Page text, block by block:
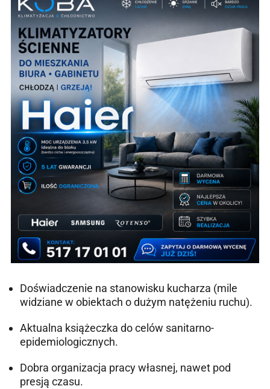
Doświadczenie na stanowisku kucharza (mile
widziane w obiektach o dużym natężeniu ruchu).
Aktualna książeczka do celów sanitarno-
epidemiologicznych.
Dobra organizacja pracy własnej, nawet pod
presją czasu.